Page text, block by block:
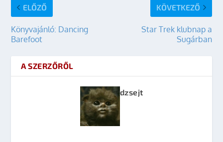
ELŐZŐ
Könyvajánló: Dancing
Barefoot
KÖVETKEZŐ
Star Trek klubnap a
Sugárban
A SZERZŐRŐL
dzsejt